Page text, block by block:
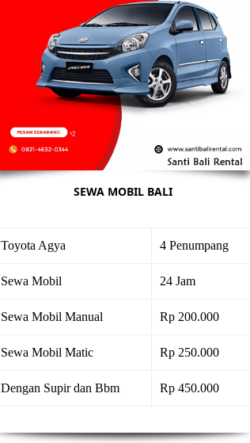
SEWA MOBIL BALI
Toyota Agya 4 Penumpang
Sewa Mobil 24 Jam
Sewa Mobil Manual Rp 200.000
Sewa Mobil Matic Rp 250.000
Dengan Supir dan Bbm Rp 450.000